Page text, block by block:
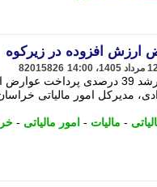
82015826
مدیرکل امور مالیاتی خراسان جنوبی از رشد 39
مدیرکل امور مالیاتی
- مالیات - امور مالیاتی -